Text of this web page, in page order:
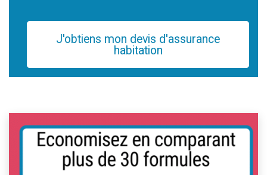
J'obtiens mon devis d'assurance
habitation